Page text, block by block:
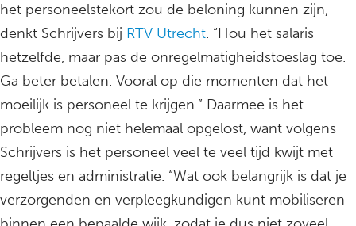
het personeelstekort zou de beloning kunnen zijn,
denkt Schrijvers bij RTV Utrecht. “Hou het salaris
hetzelfde, maar pas de onregelmatigheidstoeslag toe.
Ga beter betalen. Vooral op die momenten dat het
moeilijk is personeel te krijgen.” Daarmee is het
probleem nog niet helemaal opgelost, want volgens
Schrijvers is het personeel veel te veel tijd kwijt met
regeltjes en administratie. “Wat ook belangrijk is dat je
verzorgenden en verpleegkundigen kunt mobiliseren